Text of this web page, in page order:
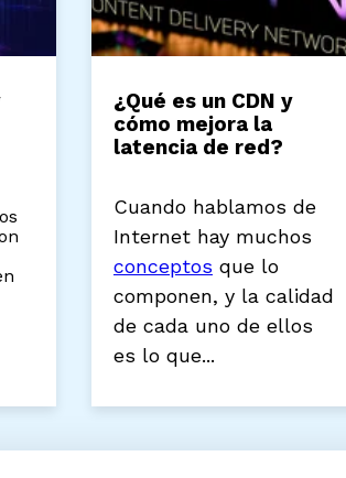
¿Qué es un CDN y
cómo mejora la
latencia de red?
Cuando hablamos de
Internet hay muchos
conceptosque lo
componen, y la calidad
de cada uno de ellos
es lo que...